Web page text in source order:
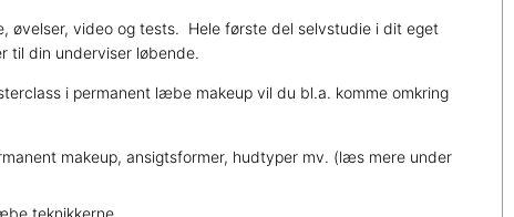
øvelser, video og tests. Hele første del selvstudie i dit eget
til din underviser løbende.
i permanent læbe makeup vil du bl.a. komme omkring
makeup, ansigtsformer, hudtyper mv. (læs mere under